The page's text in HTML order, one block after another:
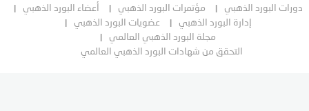
دورات البورد الذهبي مؤتمرات البورد الذهبي
أعضاء البورد الذهبي
إدارة البورد الذهبي
عضويات البورد الذهبي
مجلة البورد الذهبي العالمي
التحقق من شهادات البورد الذهبي العالمي